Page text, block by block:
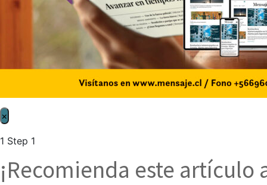
×
1 Step 1
¡Recomienda este artículo